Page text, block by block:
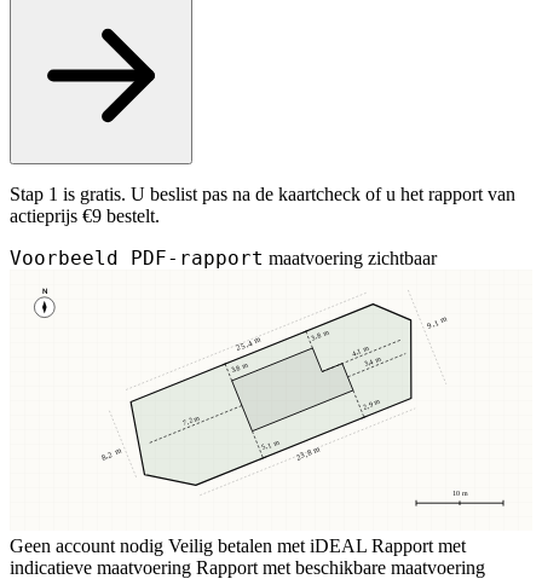
Stap 1 is gratis. U beslist pas na de kaartcheck of u het rapport van
actieprijs €9 bestelt.
Voorbeeld PDF-rapport maatvoering zichtbaar
N
10 m
3,8 m
3,8 m
5,1 m
2,9 m
7,2 m
3,4 m
4,1 m
25,4 m
23,8 m
8,2 m
9,1 m
Geen account nodig Veilig betalen met iDEAL Rapport met
indicatieve maatvoering Rapport met beschikbare maatvoering